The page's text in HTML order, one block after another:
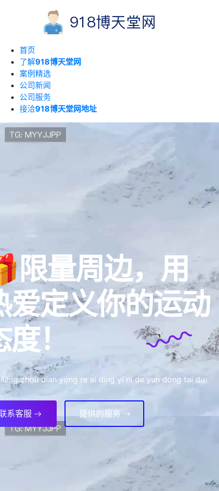
首页
了解918博天堂网
案例精选
公司新闻
公司服务
接洽918博天堂网地址
限量周边，用
爱定义你的运动
！
zhou bian yong re ai ding yi ni de yun dong tai du
系客服 提供的服务